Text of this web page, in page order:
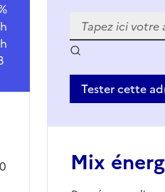
Tester cette
Mix